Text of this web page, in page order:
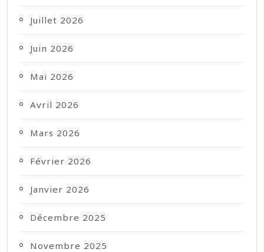
Juillet 2026
Juin 2026
Mai 2026
Avril 2026
Mars 2026
Février 2026
Janvier 2026
Décembre 2025
Novembre 2025